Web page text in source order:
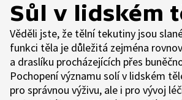
Sůl v lidském
Věděli jste, že tělní tekutiny jsou
funkci těla je důležitá zejména
a draslíku procházejících přes
Pochopení významu solí v lidském
pro správnou výživu, ale i pro vývoj